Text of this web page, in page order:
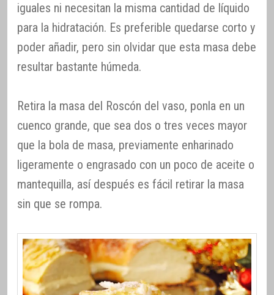
iguales ni necesitan la misma cantidad de líquido
para la hidratación. Es preferible quedarse corto y
poder añadir, pero sin olvidar que esta masa debe
resultar bastante húmeda.
Retira la masa del Roscón del vaso, ponla en un
cuenco grande, que sea dos o tres veces mayor
que la bola de masa, previamente enharinado
ligeramente o engrasado con un poco de aceite o
mantequilla, así después es fácil retirar la masa
sin que se rompa.